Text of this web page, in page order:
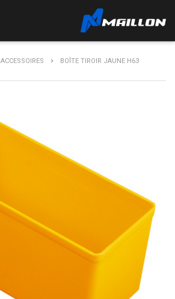
ACCESSOIRES BOÎTE TIROIR JAUNE H63